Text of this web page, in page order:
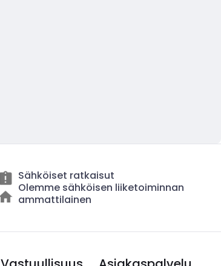
Sähköiset ratkaisut
Olemme sähköisen liiketoiminnan
ammattilainen